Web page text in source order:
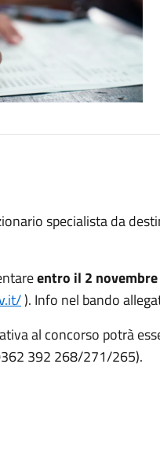
specialista da
entro il 2
). Info nel bando
al concorso potrà
392 268/271/265).